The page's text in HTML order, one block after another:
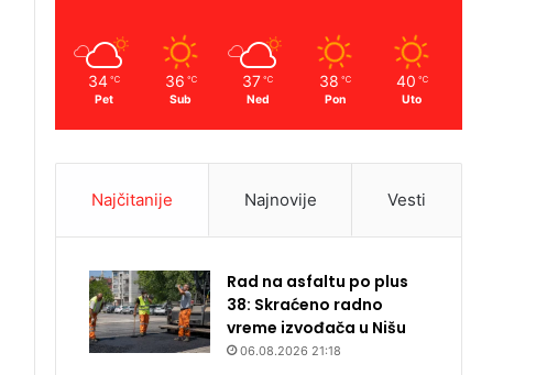
34 ℃
Pet
36 ℃
Sub
37 ℃
Ned
38 ℃
Pon
40 ℃
Uto
Najčitanije Najnovije Vesti
Rad na asfaltu po plus
38: Skraćeno radno
vreme izvođača u Nišu
06.08.2026 21:18